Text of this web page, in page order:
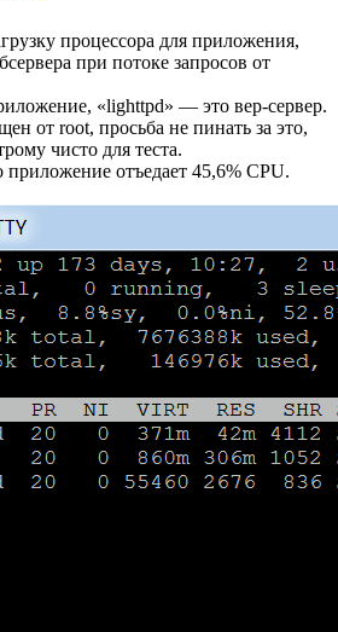
процессора для приложения,
при потоке запросов от
«lighttpd» — это вер-сервер.
от root, просьба не пинать за это,
чисто для теста.
отъедает 45,6% CPU.